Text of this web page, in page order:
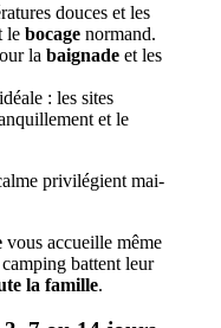
douces et les
le bocage normand.
la baignade et les
: les sites
et le
privilégient mai-
vous accueille même
battent leur
la famille.